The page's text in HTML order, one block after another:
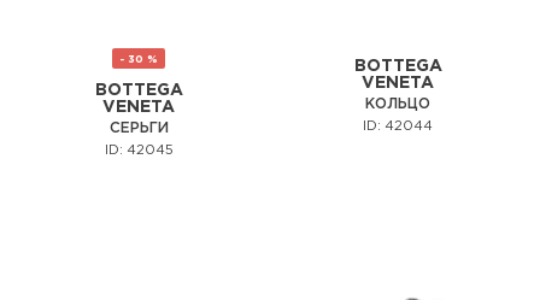
- 30 %
BOTTEGA
VENETA
СЕРЬГИ
ID: 42045
BOTTEGA
VENETA
КОЛЬЦО
ID: 42044